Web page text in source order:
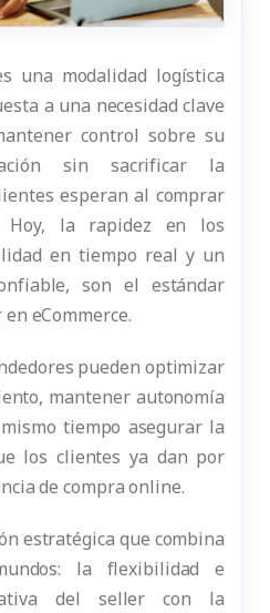
una modalidad logística
a una necesidad clave
control sobre su
sin sacrificar la
esperan al comprar
Hoy, la rapidez en los
en tiempo real y un
son el estándar
eCommerce.
pueden optimizar
mantener autonomía
tiempo asegurar la
los clientes ya dan por
de compra online.
estratégica que combina
la flexibilidad e
del seller con la